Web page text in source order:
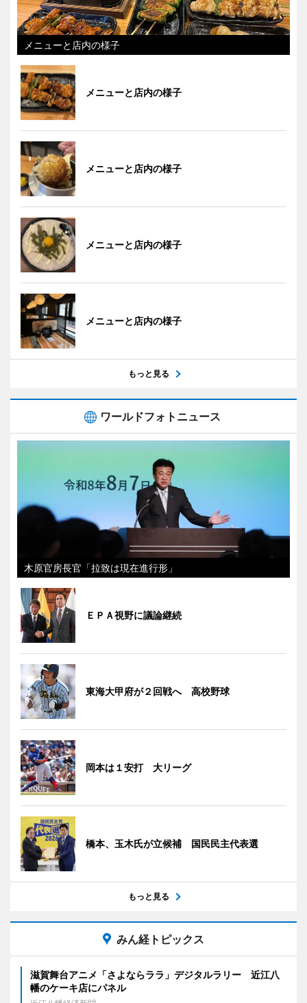
メニューと店内の様子
メニューと店内の様子
メニューと店内の様子
メニューと店内の様子
メニューと店内の様子
もっと見る
ワールドフォトニュース
木原官房長官「拉致は現在進行形」
ＥＰＡ視野に議論継続
東海大甲府が２回戦へ 高校野球
岡本は１安打 大リーグ
橋本、玉木氏が立候補 国民民主代表選
もっと見る
みん経トピックス
滋賀舞台アニメ「さよならララ」デジタルラリー 近江八
幡のケーキ店にパネル